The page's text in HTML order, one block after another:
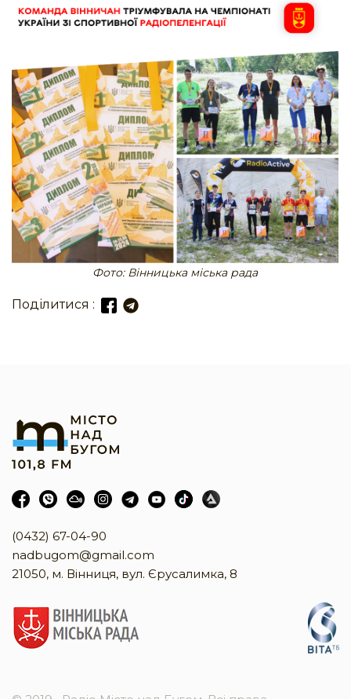
Фото: Вінницька міська рада
Поділитися :
(0432) 67-04-90
nadbugom@gmail.com
21050, м. Вінниця, вул. Єрусалимка, 8